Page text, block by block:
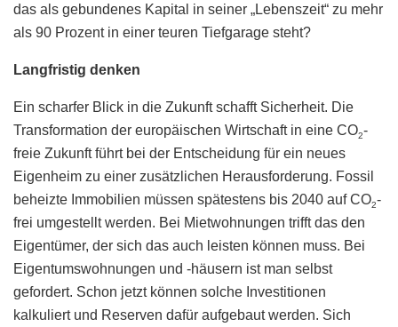
das als gebundenes Kapital in seiner „Lebenszeit“ zu mehr
als 90 Prozent in einer teuren Tiefgarage steht?
Langfristig denken
Ein scharfer Blick in die Zukunft schafft Sicherheit. Die
Transformation der europäischen Wirtschaft in eine CO2-
freie Zukunft führt bei der Entscheidung für ein neues
Eigenheim zu einer zusätzlichen Herausforderung. Fossil
beheizte Immobilien müssen spätestens bis 2040 auf CO2-
frei umgestellt werden. Bei Mietwohnungen trifft das den
Eigentümer, der sich das auch leisten können muss. Bei
Eigentumswohnungen und -häusern ist man selbst
gefordert. Schon jetzt können solche Investitionen
kalkuliert und Reserven dafür aufgebaut werden. Sich